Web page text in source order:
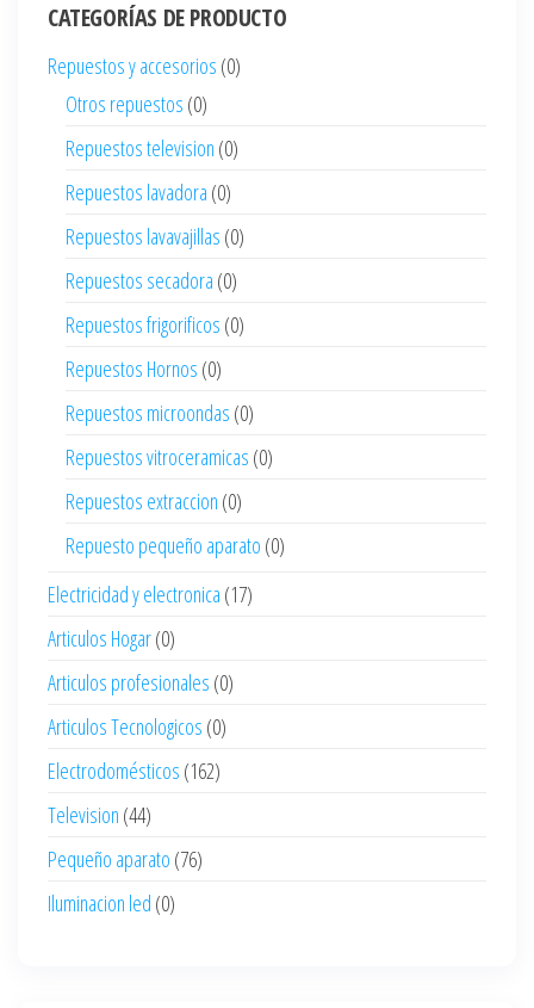
CATEGORÍAS DE PRODUCTO
Repuestos y accesorios (0)
Otros repuestos (0)
Repuestos television (0)
Repuestos lavadora (0)
Repuestos lavavajillas (0)
Repuestos secadora (0)
Repuestos frigorificos (0)
Repuestos Hornos (0)
Repuestos microondas (0)
Repuestos vitroceramicas (0)
Repuestos extraccion (0)
Repuesto pequeño aparato (0)
Electricidad y electronica (17)
Articulos Hogar(0)
Articulos profesionales (0)
Articulos Tecnologicos (0)
Electrodomésticos (162)
Television (44)
Pequeño aparato (76)
Iluminacion led (0)